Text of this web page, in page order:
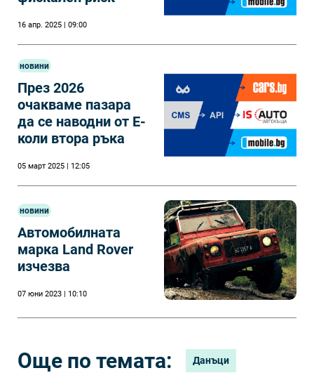
16 апр. 2025 | 09:00
новини
През 2026
очакваме пазара
да се наводни от Е-
коли втора ръка
05 март 2025 | 12:05
новини
Автомобилната
марка Land Rover
изчезва
07 юни 2023 | 10:10
Още по темата: Данъци